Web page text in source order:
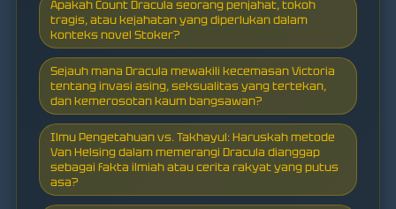
Apakah Count Dracula seorang penjahat, tokoh
tragis, atau kejahatan yang diperlukan dalam
konteks novel Stoker?
Sejauh mana Dracula mewakili kecemasan Victoria
tentang invasi asing, seksualitas yang tertekan,
dan kemerosotan kaum bangsawan?
Ilmu Pengetahuan vs. Takhayul: Haruskah metode
Van Helsing dalam memerangi Dracula dianggap
sebagai fakta ilmiah atau cerita rakyat yang putus
asa?